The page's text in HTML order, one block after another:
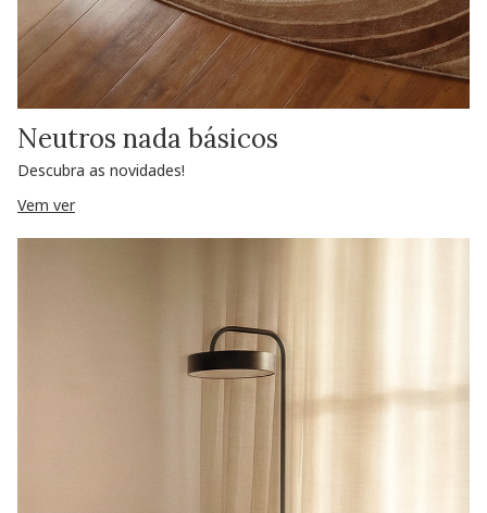
Neutros nada básicos
Descubra as novidades!
Vem ver